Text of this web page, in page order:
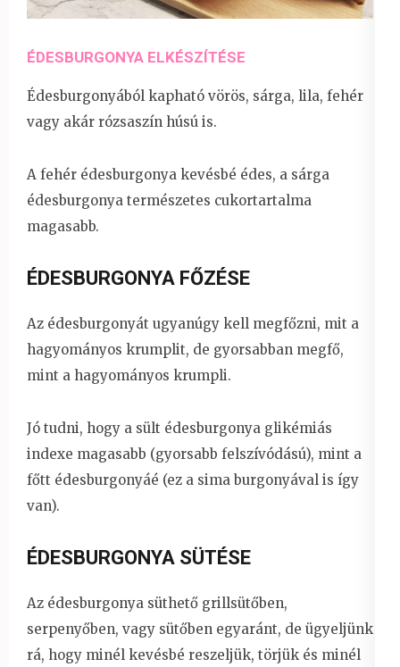
ÉDESBURGONYA ELKÉSZÍTÉSE
Édesburgonyából kapható vörös, sárga, lila, fehér
vagy akár rózsaszín húsú is.
A fehér édesburgonya kevésbé édes, a sárga
édesburgonya természetes cukortartalma
magasabb.
ÉDESBURGONYA FŐZÉSE
Az édesburgonyát ugyanúgy kell megfőzni, mit a
hagyományos krumplit, de gyorsabban megfő,
mint a hagyományos krumpli.
Jó tudni, hogy a sült édesburgonya glikémiás
indexe magasabb (gyorsabb felszívódású), mint a
főtt édesburgonyáé (ez a sima burgonyával is így
van).
ÉDESBURGONYA SÜTÉSE
Az édesburgonya süthető grillsütőben,
serpenyőben, vagy sütőben egyaránt, de ügyeljünk
rá, hogy minél kevésbé reszeljük, törjük és minél